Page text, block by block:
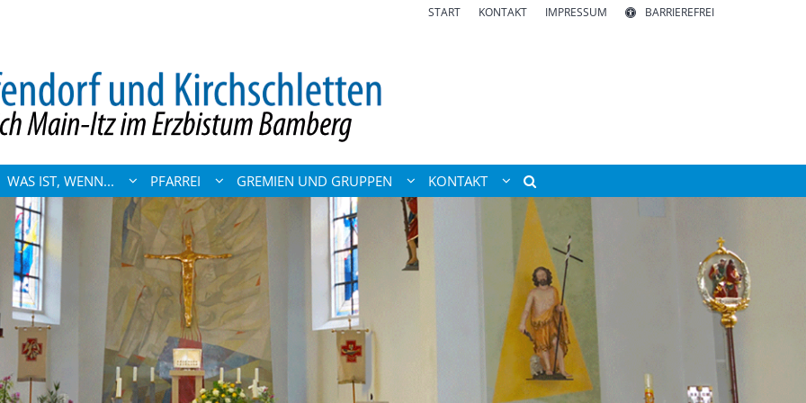
START KONTAKT IMPRESSUM BARRIEREFREI
WAS IST, WENN... PFARREI GREMIEN UND GRUPPEN KONTAKT